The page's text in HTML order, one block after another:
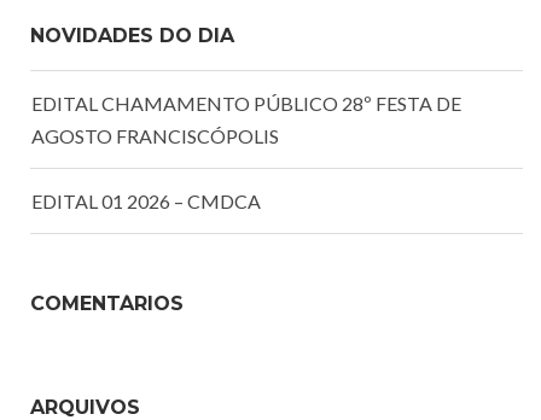
NOVIDADES DO DIA
EDITAL CHAMAMENTO PÚBLICO 28º FESTA DE
AGOSTO FRANCISCÓPOLIS
EDITAL 01 2026 – CMDCA
COMENTÁRIOS
ARQUIVOS